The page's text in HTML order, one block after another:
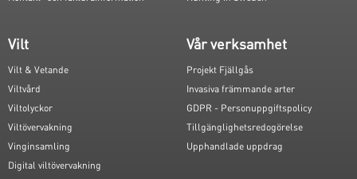
Vilt
Vilt & Vetande
Viltvård
Viltolyckor
Viltövervakning
Vinginsamling
Digital viltövervakning
Vår verksamhet
Projekt Fjällgås
Invasiva främmande arter
GDPR - Personuppgiftspolicy
Tillgänglighetsredogörelse
Upphandlade uppdrag